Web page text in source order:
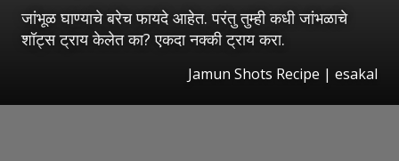
जांभूळ घाण्याचे बरेच फायदे आहेत. परंतु तुम्ही कधी जांभळाचे
शॉट्स ट्राय केलेत का? एकदा नक्की ट्राय करा.
Jamun Shots Recipe | esakal